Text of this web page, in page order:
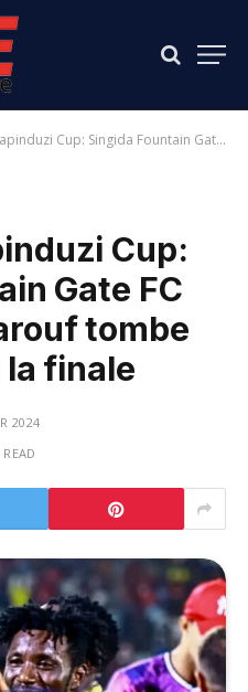
Fountain Gate FC de Tchakei Marouf tombe aux portes de la finale
Cup:
Gate FC
tombe
finale
2024